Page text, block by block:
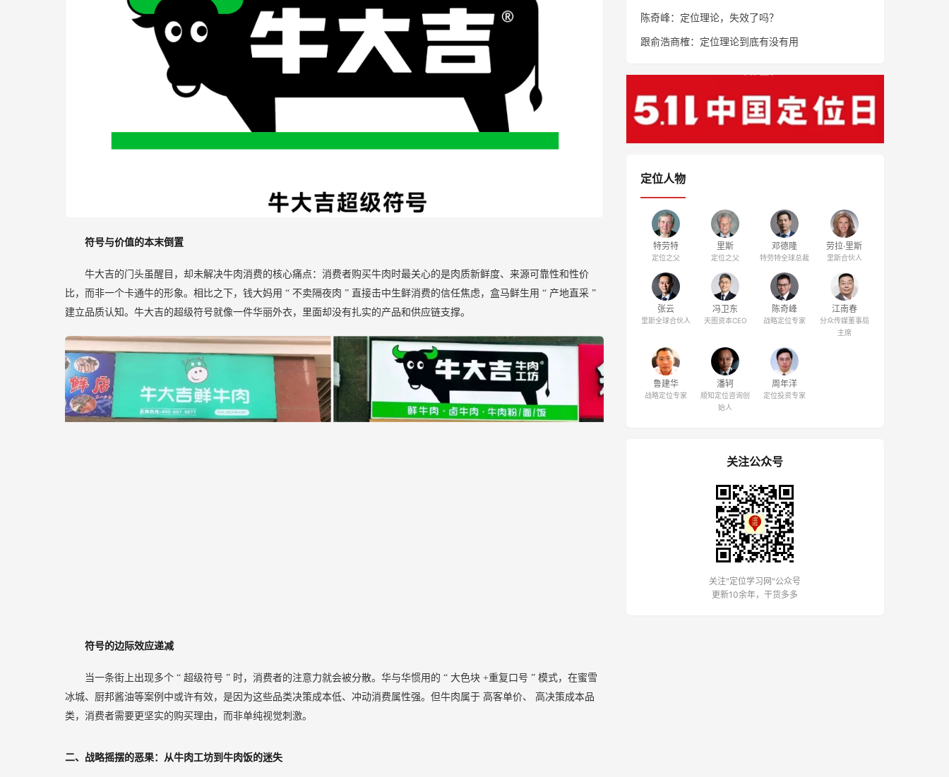
符号与价值的本末倒置
牛大吉的门头虽醒目，却未解决牛肉消费的核心痛点：消费者购买牛肉时最关心的是肉质新鲜度、来源可靠性和性价
比，而非一个卡通牛的形象。相比之下，钱大妈用 “ 不卖隔夜肉 ” 直接击中生鲜消费的信任焦虑，盒马鲜生用 “ 产地直采 ”
建立品质认知。牛大吉的超级符号就像一件华丽外衣，里面却没有扎实的产品和供应链支撑。
符号的边际效应递减
当一条街上出现多个 “ 超级符号 ” 时，消费者的注意力就会被分散。华与华惯用的 “ 大色块 +重复口号 ” 模式，在蜜雪
冰城、厨邦酱油等案例中或许有效，是因为这些品类决策成本低、冲动消费属性强。但牛肉属于 高客单价、 高决策成本品
类，消费者需要更坚实的购买理由，而非单纯视觉刺激。
二、战略摇摆的恶果：从牛肉工坊到牛肉饭的迷失
陈奇峰：定位理论，失效了吗？
跟俞浩商榷：定位理论到底有没有用
定位人物
特劳特
定位之父
里斯
定位之父
邓德隆
特劳特全球总裁
劳拉·里斯
里斯合伙人
张云
里斯全球合伙人
冯卫东
天图资本CEO
陈奇峰
战略定位专家
江南春
分众传媒董事局
主席
鲁建华
战略定位专家
潘轲
顺知定位咨询创
始人
周年洋
定位投资专家
关注公众号
关注"定位学习网"公众号
更新10余年，干货多多